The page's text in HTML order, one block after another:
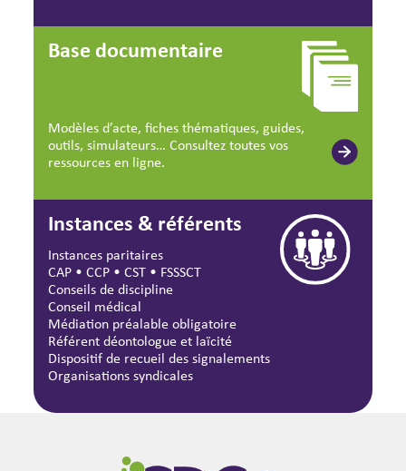
Base documentaire
Modèles d’acte, fiches thématiques, guides,
outils, simulateurs… Consultez toutes vos
ressources en ligne.
Instances & référents
Instances paritaires
CAP •CCP •CST • FSSSCT
Conseils de discipline
Conseil médical
Médiation préalable obligatoire
Référent déontologue et laïcité
Dispositif de recueil des signalements
Organisations syndicales